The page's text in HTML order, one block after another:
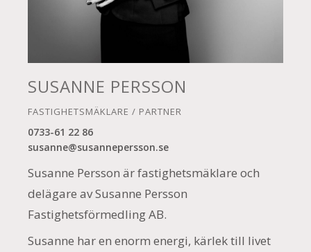
SUSANNE PERSSON
FASTIGHETSMÄKLARE / PARTNER
0733-61 22 86
susanne@susannepersson.se
Susanne Persson är fastighetsmäklare och
delägare av Susanne Persson
Fastighetsförmedling AB.
Susanne har en enorm energi, kärlek till livet